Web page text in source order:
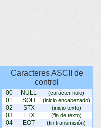
Caracteres ASCII de
control
00 NULL (carácter nulo)
01 SOH (inicio encabezado)
02 STX (inicio texto)
03 ETX (fin de texto)
04 EOT (fin transmisión)